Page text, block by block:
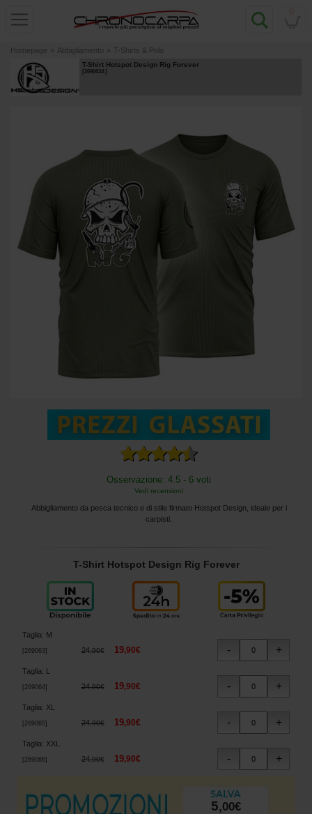
Homepage » Abbigliamento » T-Shirts & Polo
T-Shirt Hotspot Design Rig Forever
[269063A]
Osservazione: 4.5 - 6 voti
Vedi recensioni
Abbigliamento da pesca tecnico e di stile firmato Hotspot Design, ideale per i
carpisti.
T-Shirt Hotspot Design Rig Forever
Taglia: M
269063 ] 24,90€ 19,90€
Taglia:
269064] 24,90€ 19,90€
Taglia: XL
269065] 24,90€ 19,90€
Taglia: XXL
269066] 24,90€ 19,90€
5,00€